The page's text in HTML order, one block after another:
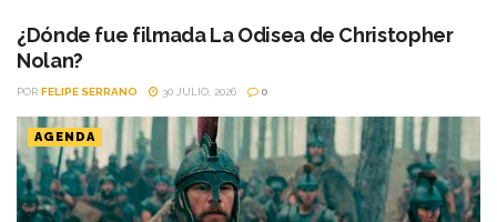
Basada en la novela homónima de Lionel...
¿Dónde fue filmada La Odisea de Christopher
Nolan?
POR FELIPE SERRANO 30 JULIO, 2026 0
AGENDA